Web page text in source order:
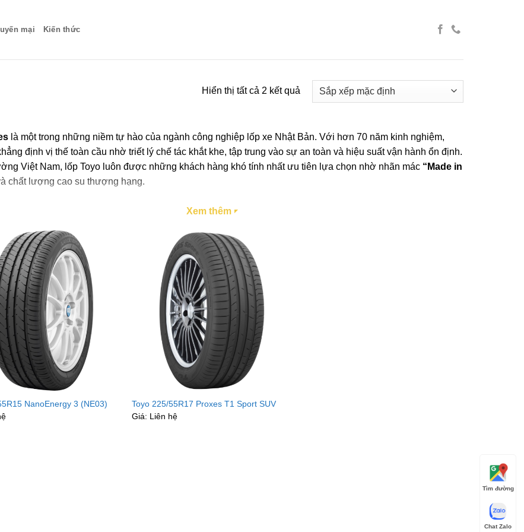
mại Kiến thức
Hiển thị tất cả 2 kết quả
là một trong những niềm tự hào của ngành công nghiệp lốp xe Nhật Bản. Với hơn 70 năm kinh nghiệm,
định vị thế toàn cầu nhờ triết lý chế tác khắt khe, tập trung vào sự an toàn và hiệu suất vận hành ổn định.
Việt Nam, lốp Toyo luôn được những khách hàng khó tính nhất ưu tiên lựa chọn nhờ nhãn mác “Made in
chất lượng cao su thượng hạng.
, chúng tôi cung cấp đầy đủ các dòng sản phẩm lốp Toyo nhập khẩu trực tiếp, đảm bảo mang lại sự
ưu điểm vượt trội của lốp xe Toyo
từ lâu đã trở thành biểu tượng của sự tin cậy nhờ các công nghệ độc quyền:
Nano Balance: Cho phép kiểm soát cấu trúc nguyên liệu ở cấp độ nano, giúp giảm lực cản lăn, tiết kiệm
và tăng cường độ bám đường ướt.
gai ưu việt: Các dòng lốp Toyo được thiết kế để triệt tiêu tiếng ồn tối đa, mang lại không gian tĩnh lặng
cabin, ngay cả khi di chuyển ở tốc độ cao.
Bản:Cấu trúc thành lốp vững chãi và hợp chất cao su đặc biệt giúp lốp Toyo chống chịu tốt với điều kiện
phức tạp, hạn chế tình trạng chém cạnh hoặc mòn không đều.
chính xác: Mang lại cảm giác lái chân thực, giúp người điều khiển tự tin hơn trong các tình huống vào cua
Xem thêm
NanoEnergy 3 (NE03)
Toyo 225/55R17 Proxes T1 Sport SUV
Giá: Liên hệ
Tìm đường
Chat Zalo